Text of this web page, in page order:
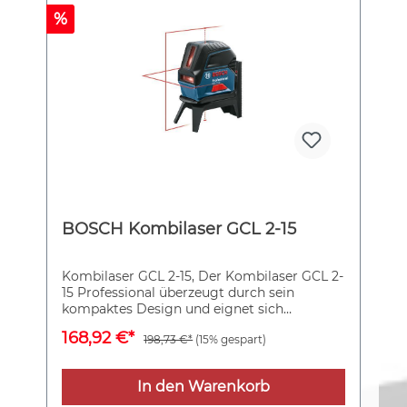
%
BOSCH Kombilaser GCL 2-15
Kombilaser GCL 2-15, Der Kombilaser GCL 2-
15 Professional überzeugt durch sein
kompaktes Design und eignet sich
Distanz. Durch die Projektion von sowohl
und zwei zentrierten Lotpunkten lassen sich
Nivellierarbeiten mit diesem Kombilaser
168,92 €* 198,73 €* (15% gespart)
In den Warenkorb